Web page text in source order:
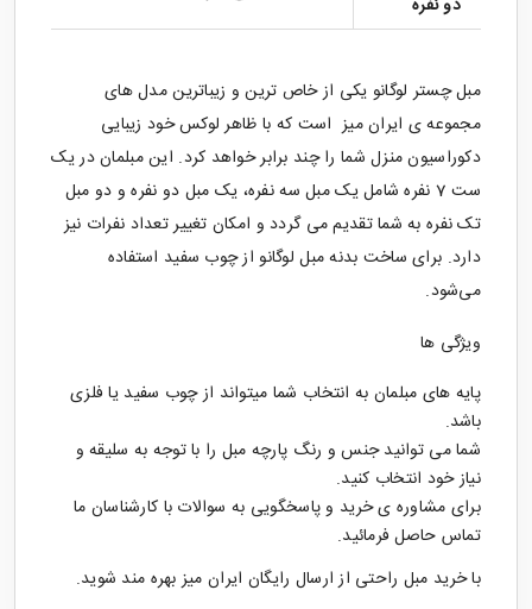
مبل چسترلوگانو یکی از خاص ترین و زیباترین مدل های
مجموعه ی ایران میز است که با ظاهر لوکس خود زیبایی
دکوراسیون منزل شما را چند برابر خواهد کرد. این مبلمان در یک
ست 7 نفره شامل یک مبل سه نفره، یک مبل دو نفره و دو مبل
تک نفره به شما تقدیم می گردد و امکان تغییر تعداد نفرات نیز
دارد. برای ساخت بدنه مبل لوگانو از چوب سفید استفاده
می‌شود.
ویژگی ها
پایه های مبلمان به انتخاب شما میتواند از چوب سفید یا فلزی
باشد.
شما می توانید جنس و رنگ پارچه مبل را با توجه به سلیقه و
نیاز خود انتخاب کنید.
برای مشاوره ی خرید و پاسخگویی به سوالات با کارشناسان ما
تماس حاصل فرمائید.
با خریدمبل راحتیاز ارسال رایگان ایران میز بهره مند شوید.